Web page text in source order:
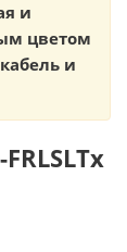
и
цветом
и